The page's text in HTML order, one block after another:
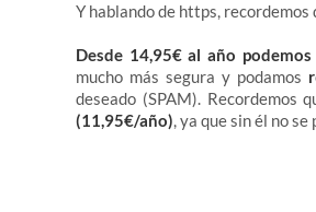
Y hablando de https, recordemos
Desde 14,95€ al año
mucho más segura y podamos r
deseado (SPAM).
(11,95€/año), ya que sin él no